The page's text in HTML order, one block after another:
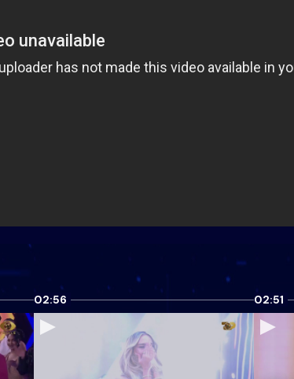
02:56 02:51